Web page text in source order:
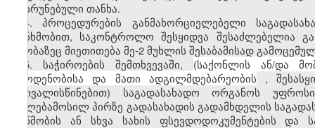
დაბრუნებული თანხა.
4.პროცედურების განმახორციელებელი
თანხმობით, საკონტროლო შესყიდვა შესაძლებელია
თაობაზეც მიეთითება მე-2 მუხლის შესაბამისად
5. საჭიროების შემთხვევაში, (საქონლის ან/და
რაოდენობისა და მათი ადგილმდებარეობის ,
გათვალისწინებით) საგადასახადო ორგანოს
უფლებამოსილ პირზე გადასახადის გადამხდელის
მოწმობის ან სხვა სახის ფსევდოდოკუმენტების